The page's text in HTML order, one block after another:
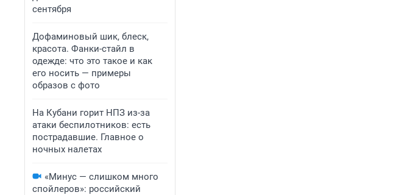
сентября
Дофаминовый шик, блеск,
красота. Фанки-стайл в
одежде: что это такое и как
его носить — примеры
образов с фото
На Кубани горит НПЗ из-за
атаки беспилотников: есть
пострадавшие. Главное о
ночных налетах
«Минус — слишком много
спойлеров»: российский